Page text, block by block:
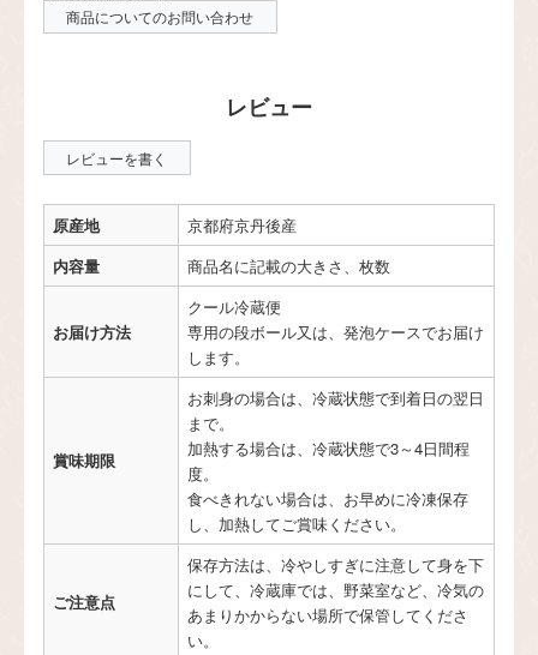
商品についてのお問い合わせ
レビューを書く
原産地
京都府京丹後産
内容量
商品名に記載の大きさ、枚数
お届け方法
クール冷蔵便
専用の段ボール又は、発泡ケースでお届け
します。
賞味期限
お刺身の場合は、冷蔵状態で到着日の翌日
まで。
加熱する場合は、冷蔵状態で3～4日間程
度。
食べきれない場合は、お早めに冷凍保存
し、加熱してご賞味ください。
ご注意点
保存方法は、冷やしすぎに注意して身を下
にして、冷蔵庫では、野菜室など、冷気の
あまりかからない場所で保管してくださ
い。